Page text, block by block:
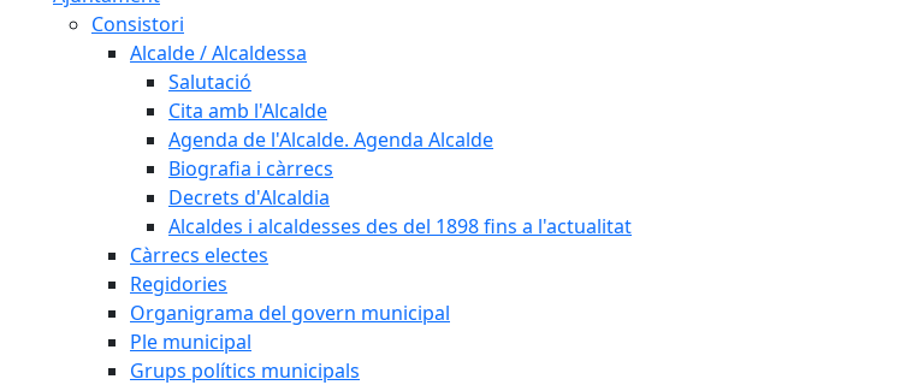
Consistori
Alcalde / Alcaldessa
Salutació
Cita amb l'Alcalde
Agenda de l'Alcalde. Agenda Alcalde
Biografia i càrrecs
Decrets d'Alcaldia
Alcaldes i alcaldesses des del 1898 fins a l'actualitat
Càrrecs electes
Regidories
Organigrama del govern municipal
Ple municipal
Grups polítics municipals